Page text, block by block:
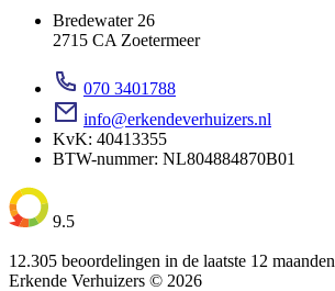
Bredewater 26
2715 CA Zoetermeer
070 3401788
info@erkendeverhuizers.nl
KvK: 40413355
BTW-nummer: NL804884870B01
9.5
12.305 beoordelingen in de laatste 12 maanden
Erkende Verhuizers © 2026